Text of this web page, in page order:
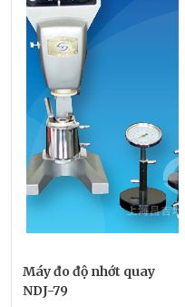
Máy đo độ nhớt quay
NDJ-79